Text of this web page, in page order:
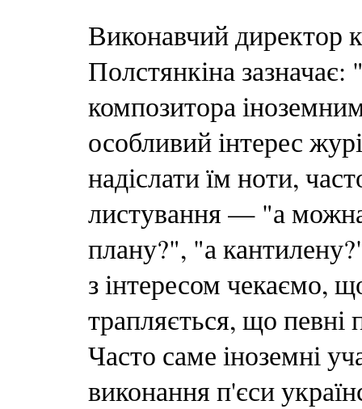
Виконавчий директор
Полстянкіна
композитора
особливий інтерес
надіслати їм ноти,
листування — "а можна
плану?", "а
з інтересом чекаємо,
трапляється, що певні
Часто саме іноземні
виконання п'єси